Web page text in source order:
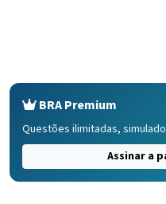
BRA Premium
Questões ilimitadas,
Assinar a